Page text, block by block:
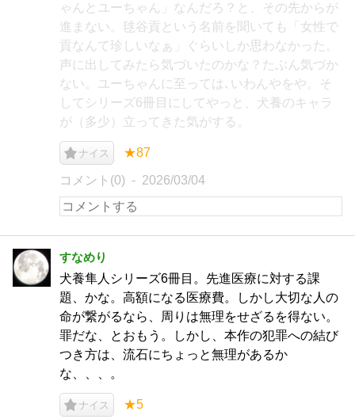
ゃんとユーちゃん」なんだろ？と、その先からが
進まない。毬谷貢という名前を聞いても「女性で
貢なんて珍しいなぁ」ぐらいしか思わなかった。
声に出してみたら気づいたのかな？たぶん気づか
ない。ユーちゃんに至っては､いわんやをや。そ
してシリーズ6冊目にしてやっと、犬養のキャラ
が（多少）立ってきた気がする。
ナイス ★87
コメント(0) 2026/03/04
すなめり
犬養隼人シリーズ6冊目。先進医療に対する課
題、かな。高額になる医療費。しかし大切な人の
命が繋がるなら、周りは無理をせざるを得ない。
罪だな、とおもう。しかし、本作の犯罪への結び
つき方は、流石にちょっと無理があるか
な、、、。
ナイス ★5